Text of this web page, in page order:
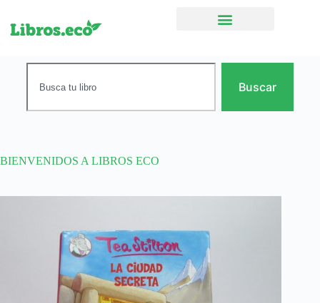
Buscar
BIENVENIDOS A LIBROS ECO